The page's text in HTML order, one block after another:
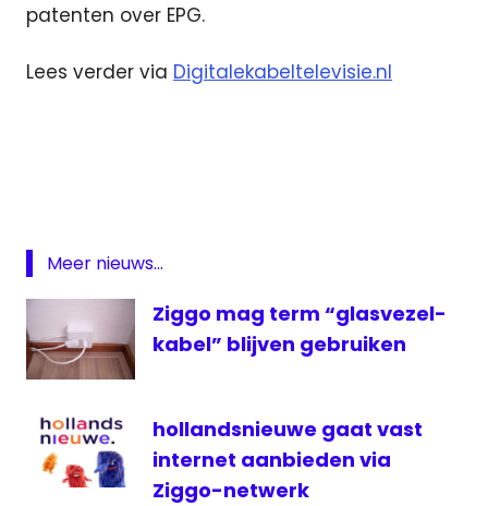
patenten over EPG.
Lees verder via Digitalekabeltelevisie.nl
Rovi
Meer nieuws...
Ziggo mag term “glasvezel-
kabel” blijven gebruiken
hollandsnieuwe gaat vast
internet aanbieden via
Ziggo-netwerk